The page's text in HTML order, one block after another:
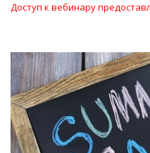
Доступ к вебинару